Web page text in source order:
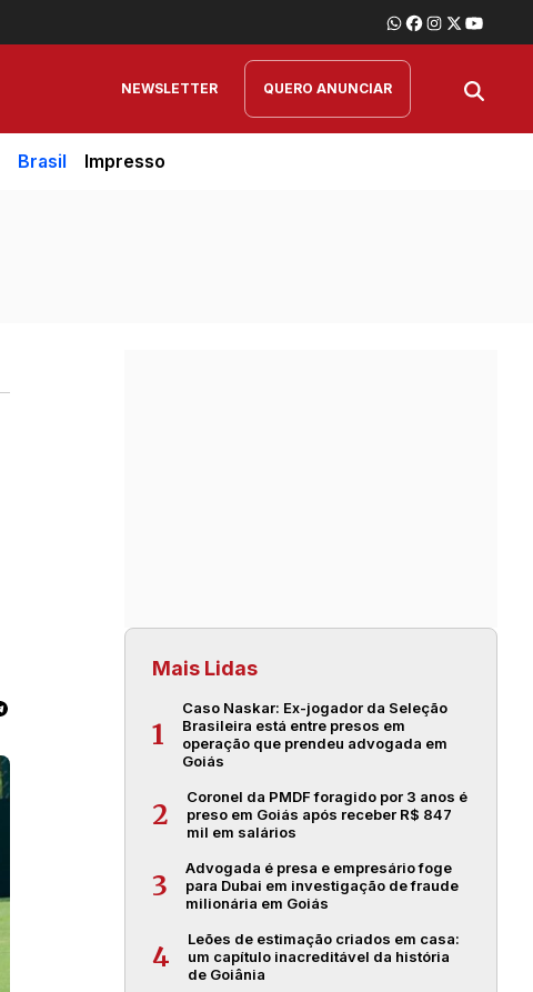
NEWSLETTER QUERO ANUNCIAR
Brasil Impresso
Mais Lidas
1
Caso Naskar: Ex-jogador da Seleção
Brasileira está entre presos em
operação que prendeu advogada em
Goiás
2
Coronel da PMDF foragido por 3 anos é
preso em Goiás após receber R$ 847
mil em salários
3
Advogada é presa e empresário foge
para Dubai em investigação de fraude
milionária em Goiás
4
Leões de estimação criados em casa:
um capítulo inacreditável da história
de Goiânia